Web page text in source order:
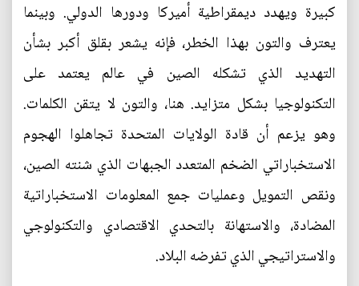
كبيرة ويهدد ديمقراطية أميركا ودورها الدولي. وبينما
يعترف والتون بهذا الخطر، فإنه يشعر بقلق أكبر بشأن
التهديد الذي تشكله الصين في عالم يعتمد على
التكنولوجيا بشكل متزايد. هنا، والتون لا يتقن الكلمات.
وهو يزعم أن قادة الولايات المتحدة تجاهلوا الهجوم
الاستخباراتي الضخم المتعدد الجبهات الذي شنته الصين،
ونقص التمويل وعمليات جمع المعلومات الاستخباراتية
المضادة، والاستهانة بالتحدي الاقتصادي والتكنولوجي
والاستراتيجي الذي تفرضه البلاد.